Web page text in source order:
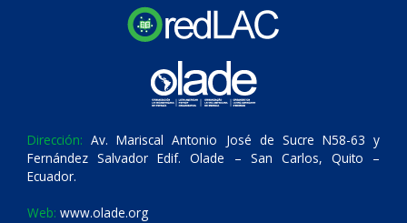
Dirección: Av. Mariscal Antonio José de Sucre N58-63 y
Fernández Salvador Edif. Olade – San Carlos, Quito –
Ecuador.
Web: www.olade.org